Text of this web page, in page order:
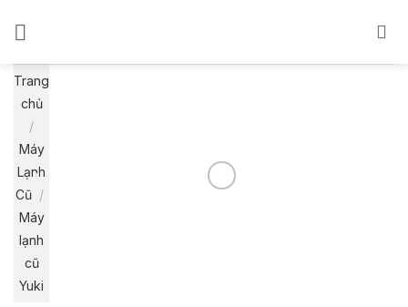
dungTrang
chủ
/
Máy
Lạnh
Cũ /
Máy
lạnh
cũ
Yuki